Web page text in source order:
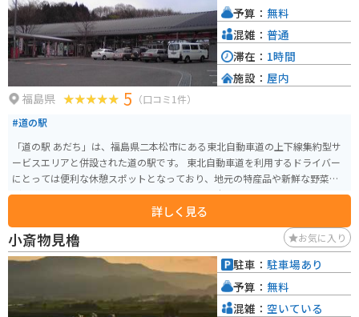
福島県 5 （口コミ1件）
#道の駅
「道の駅 あだち」は、福島県二本松市にある東北自動車道の上下線集約型サ
ービスエリアと併設された道の駅です。 東北自動車道を利用するドライバー
にとっては便利な休憩スポットとなっており、地元の特産品や新鮮な野菜な
どを購入することができます。 特に、地元産の米を使った「だんご」や「せ
んべい」は人気があり、お土産にもおすすめです。また、福島県は桃の産地
としても知られており、季節によっては新鮮な桃を使ったスイーツなども販
売されています。 バイクで訪れる場合でも、駐車場は広く確保されているの
で安心して立ち寄ることができます。道の駅周辺には、安達太良山や岳温泉
など、観光スポットも点在しているので、ツーリングの拠点としてもおすす
詳しく見る
予算： 無料
混雑： 普通
滞在： 1時間
施設： 屋内
小斎物見櫓 お気に入り
駐車： 駐車場あり
予算： 無料
混雑： 空いている